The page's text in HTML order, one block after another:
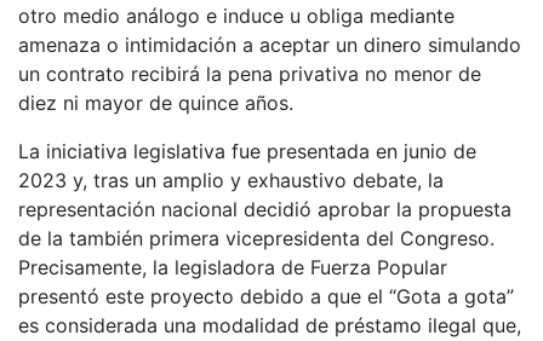
otro medio análogo e induce u obliga mediante
amenaza o intimidación a aceptar un dinero simulando
un contrato recibirá la pena privativa no menor de
diez ni mayor de quince años.
La iniciativa legislativa fue presentada en junio de
2023 y, tras un amplio y exhaustivo debate, la
representación nacional decidió aprobar la propuesta
de la también primera vicepresidenta del Congreso.
Precisamente, la legisladora de Fuerza Popular
presentó este proyecto debido a que el “Gota a gota”
es considerada una modalidad de préstamo ilegal que,